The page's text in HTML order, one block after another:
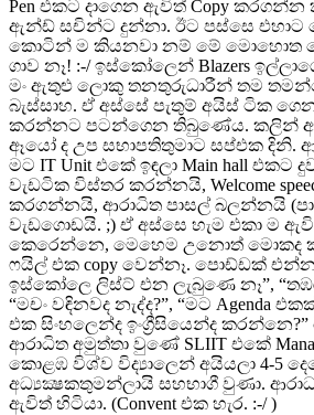
Pen එකට දාගෙන ඇවිත් Copy කරගන්න
ඇන්ඩ් සචින්ට දුන්නා. ඊට පස්සෙ එහාට
කොටින් ම කියනවා නම් මේ මොහොත
ගාව නෑ! :-/ ඉස්කෝලෙන් Blazers
මං ඇතුළු ලොකු තනතුරුධාරීන් තම
බැස්සාහ. ඒ අස්සේ පැතුම් අයිස් ටික
කරන්නට පටන්ගෙන තිබුණේය. කලින්
ඈයෝ ද උප සභාපතිතුමාට සප්එක දිනි.
මට IT Unit එකේ ඉඳලා Main hall
වැඩටික විස්තර කරන්නයි, Welcome
කරගන්නයි, ආරාධිත පාසල් බලන්නයි
වැඩගොඩයි. ;) ඒ අස්සෙ හැම එකා ම
කෙරෙන්නෙ, මෙහෙම උනොත් මොකද
ෆයිල් එක ‍copy වෙන්නෑ. පොඩ්ඩක්
ඉස්කෝලෙ ලිස්ට් එන ලැබුණෙ නෑ”,
“මචං වඳිනවද නැද්ද?”, “මට Agenda
එක සිංහලෙන්ද ඉංග්‍රීසියෙන්ද කරන්නෙ?”
ආරාධිත අමුත්තා වුණේ SLIIT එකේ
කොළඹ විශ්ව විද්‍යාලෙන් අයියලා 4-5
අධ්‍යක්‍ෂකතුමන්ලායි සහභාගී වුණා.
ඇවිත් හිටියා. (Convent එක හැර. :-/ )